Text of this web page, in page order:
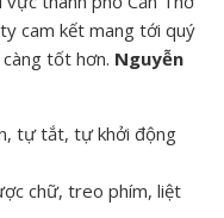
cam kết mang tới quý
tốt hơn. Nguyễn
tự tắt, tự khởi động
chữ, treo phím, liệt